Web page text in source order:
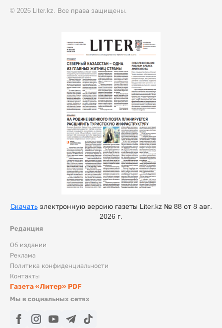
© 2026 Liter.kz. Все права защищены.
Редакция
Об издании
Реклама
Политика конфиденциальности
Контакты
Газета «Литер» PDF
Мы в социальных сетях
Скачатьэлектронную версию газеты Liter.kz № 88 от 8 авг.
2026 г.